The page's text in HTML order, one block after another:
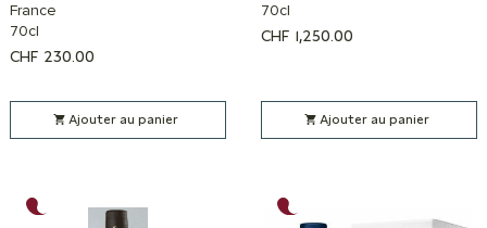
France
70cl
CHF 230.00
Ajouter au panier
70cl
CHF 1,250.00
Ajouter au panier